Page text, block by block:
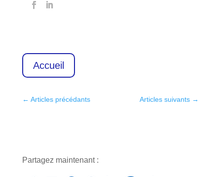
Accueil
← Articles précédants Articles suivants →
Partagez maintenant :